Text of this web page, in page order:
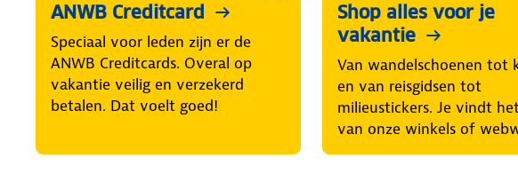
ANWB Creditcard
Speciaal voor leden zijn er de
ANWB Creditcards. Overal op
vakantie veilig en verzekerd
betalen. Dat voelt goed!
Shop alles voor je
vakantie
Van wandelschoenen tot
en van reisgidsen tot
milieustickers. Je vindt
van onze winkels of